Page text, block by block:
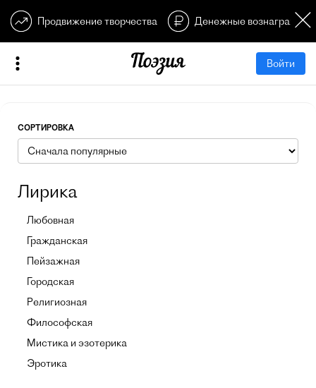
Продвижение творчества Денежные
Войти
СОРТИРОВКА
Лирика
Любовная
Гражданская
Пейзажная
Городская
Религиозная
Философская
Мистика и эзотерика
Эротика